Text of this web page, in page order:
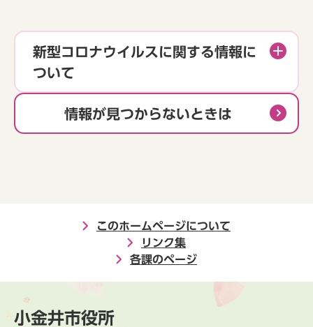
新型コロナウイルスに関する情報に
ついて
情報が見つからないときは
このホームページについて
リンク集
各課のページ
小金井市役所